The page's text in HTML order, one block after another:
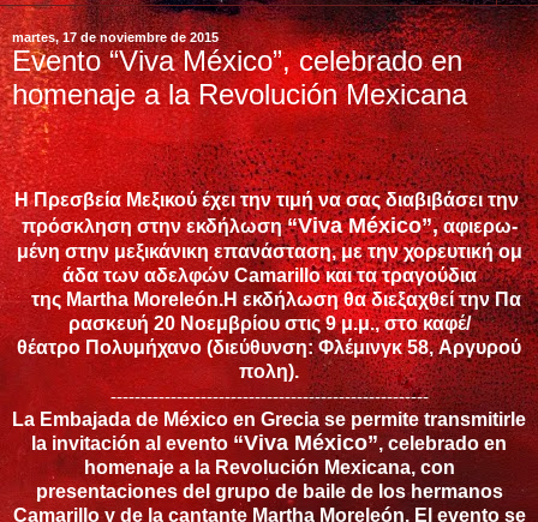
martes, 17 de noviembre de 2015
Evento “Viva México”, celebrado en
homenaje a la Revolución Mexicana
Η Πρεσβεία Μεξικού έχει την τιμή να σας διαβιβάσει την
πρόσκληση στην εκδήλωση “Viva México”, αφιερω-
μένη στην μεξικάνικη επανάσταση,με την χορευτική ομ
άδα των αδελφών Camarillo και τα τραγούδια
της Martha Moreleón.Η εκδήλωση θα διεξαχθεί την Πα
ρασκευή 20 Νοεμβρίου στις9μ.μ.,στο καφέ/
θέατρο Πολυμήχανο (διεύθυνση:Φλέμινγκ58,Αργυρού
πολη).
-----------------------------------------------------
La Embajada de México en Grecia se permite transmitirle
la invitación al evento “Viva México”, celebrado en
homenaje a la Revolución Mexicana, con
presentaciones del grupo de baile de los hermanos
Camarillo y de la cantante Martha Moreleón. El evento se